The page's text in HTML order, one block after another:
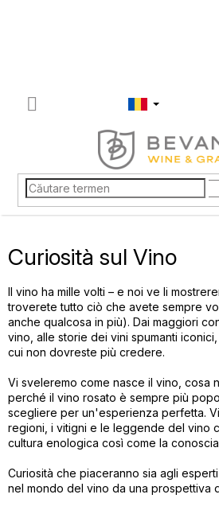
Curiosità sul Vino
Il vino ha mille volti – e noi ve li
troverete tutto ciò che avete sempre
anche qualcosa in più). Dai maggiori
vino, alle storie dei vini spumanti
cui non dovreste più credere.
Vi sveleremo come nasce il vino, cosa
perché il vino rosato è sempre più
scegliere per un'esperienza perfetta.
regioni, i vitigni e le leggende del vino
cultura enologica così come la
Curiosità che piaceranno sia agli
nel mondo del vino da una prospettiva